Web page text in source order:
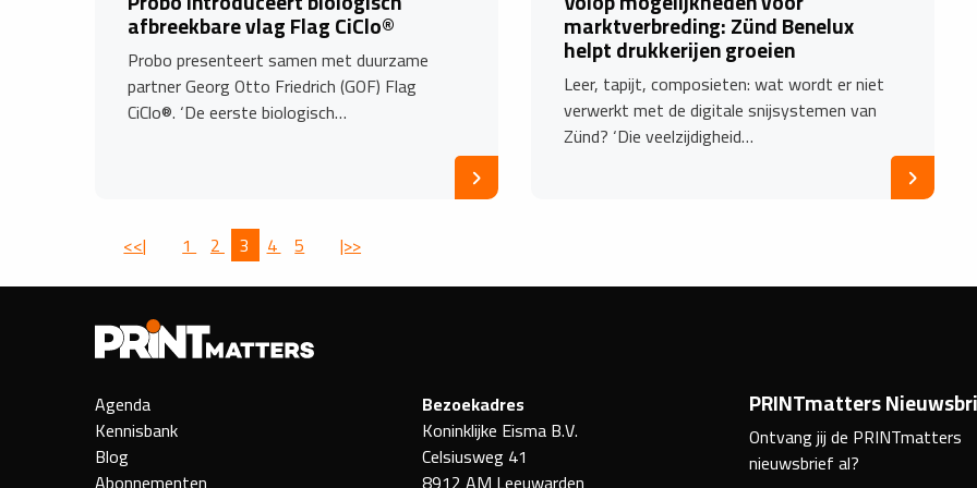
afbreekbare vlag Flag CiClo®
Probo presenteert samen met duurzame
partner Georg Otto Friedrich (GOF) Flag
CiClo®. ‘De eerste biologisch…
marktverbreding: Zünd Benelux
helpt drukkerijen groeien
Leer, tapijt, composieten: wat wordt er niet
verwerkt met de digitale snijsystemen van
Zünd? ‘Die veelzijdigheid…
<<| 1 2 3 4 5 |>>
Agenda
Kennisbank
Blog
Bezoekadres
Koninklijke Eisma B.V.
Celsiusweg 41
PRINTmatters
Ontvang jij de PRINTmatters
nieuwsbrief al?